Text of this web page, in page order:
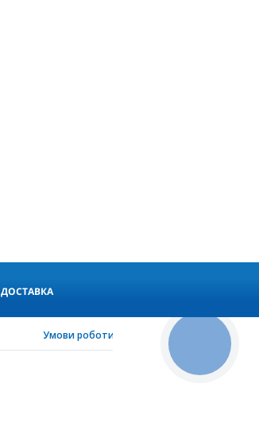
ДОСТАВКА
Умови роботи PEN-configurator